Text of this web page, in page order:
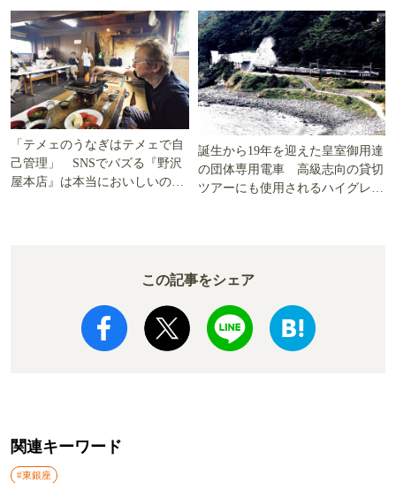
「テメェのうなぎはテメェで自
己管理」 SNSでバズる『野沢
屋本店』は本当においしいの
誕生から19年を迎えた皇室御用達
の団体専用電車 高級志向の貸切
ツアーにも使用されるハイグレー
この記事をシェア
関連キーワード
#東銀座